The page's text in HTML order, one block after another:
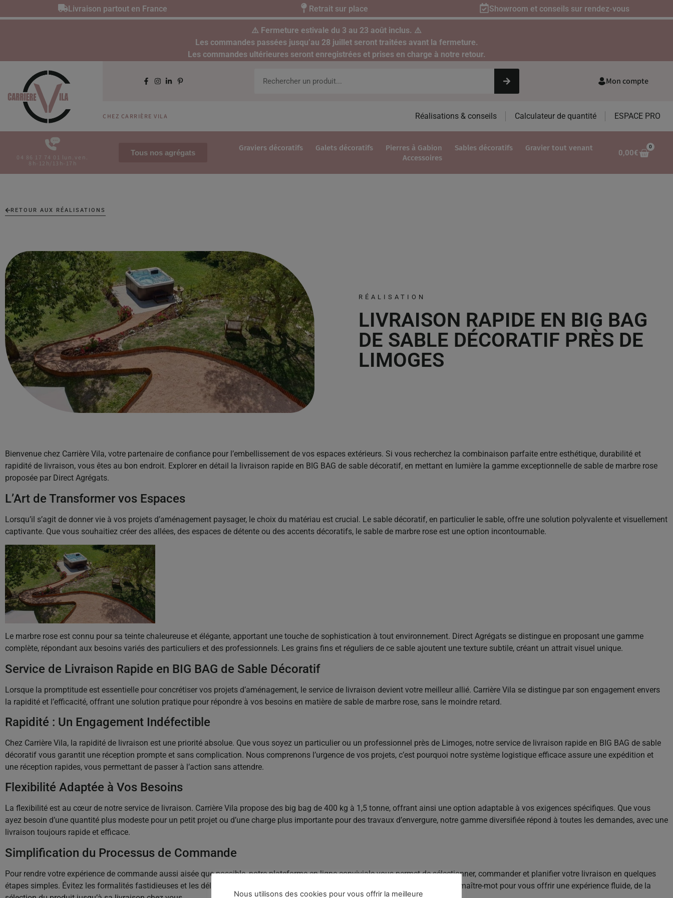
Livraison partout en France Retrait sur place Showroom et conseils sur rendez-vous
⚠️ Fermeture estivale du 3 au 23 août inclus. ⚠️
Les commandes passées jusqu’au 28 juillet seront traitées avant la fermeture.
Les commandes ultérieures seront enregistrées et prises en charge à notre retour.
Mon compte
CHEZ CARRIÈRE VILA Réalisations & conseils Calculateur de quantité ESPACE PRO
04 86 17 74 01 lun.ven.
8h-12h/13h-17h
Tous nos agrégats
Graviers décoratifs Galets décoratifs Pierres à Gabion Sables décoratifs
Gravier tout venant
Accessoires
0,00€
0
RETOUR AUX RÉALISATIONS
RÉALISATION
LIVRAISON RAPIDE EN BIG BAG
DE SABLE DÉCORATIF PRÈS DE
LIMOGES
Bienvenue chez Carrière Vila, votre partenaire de confiance pour l’embellissement de vos espaces extérieurs. Si vous recherchez la combinaison parfaite entre esthétique, durabilité et
rapidité de livraison, vous êtes au bon endroit. Explorer en détail la livraison rapide en BIG BAG de sable décoratif, en mettant en lumière la gamme exceptionnelle de sable de marbre rose
proposée par Direct Agrégats.
L’Art de Transformer vos Espaces
Lorsqu’il s’agit de donner vie à vos projets d’aménagement paysager, le choix du matériau est crucial. Le sable décoratif, en particulier le sable, offre une solution polyvalente et visuellement
captivante. Que vous souhaitiez créer des allées, des espaces de détente ou des accents décoratifs, le sable de marbre rose est une option incontournable.
Le marbre rose est connu pour sa teinte chaleureuse et élégante, apportant une touche de sophistication à tout environnement. Direct Agrégats se distingue en proposant une gamme
complète, répondant aux besoins variés des particuliers et des professionnels. Les grains fins et réguliers de ce sable ajoutent une texture subtile, créant un attrait visuel unique.
Service de Livraison Rapide en BIG BAG de Sable Décoratif
Lorsque la promptitude est essentielle pour concrétiser vos projets d’aménagement, le service de livraison devient votre meilleur allié. Carrière Vila se distingue par son engagement envers
la rapidité et l’efficacité, offrant une solution pratique pour répondre à vos besoins en matière de sable de marbre rose, sans le moindre retard.
Rapidité : Un Engagement Indéfectible
Chez Carrière Vila, la rapidité de livraison est une priorité absolue. Que vous soyez un particulier ou un professionnel près de Limoges, notre service de livraison rapide en BIG BAG de sable
décoratif vous garantit une réception prompte et sans complication. Nous comprenons l’urgence de vos projets, c’est pourquoi notre système logistique efficace assure une expédition et
une réception rapides, vous permettant de passer à l’action sans attendre.
Flexibilité Adaptée à Vos Besoins
La flexibilité est au cœur de notre service de livraison. Carrière Vila propose des big bag de 400 kg à 1,5 tonne, offrant ainsi une option adaptable à vos exigences spécifiques. Que vous
ayez besoin d’une quantité plus modeste pour un petit projet ou d’une charge plus importante pour des travaux d’envergure, notre gamme diversifiée répond à toutes les demandes, avec une
livraison toujours rapide et efficace.
Simplification du Processus de Commande
Pour rendre votre expérience de commande aussi aisée que possible, notre plateforme en ligne conviviale vous permet de sélectionner, commander et planifier votre livraison en quelques
étapes simples. Évitez les formalités fastidieuses et les délais de commande prolongés : chez Carrière Vila, la simplicité est notre maître-mot pour vous offrir une expérience fluide, de la
Nous utilisons des cookies pour vous offrir la meilleure